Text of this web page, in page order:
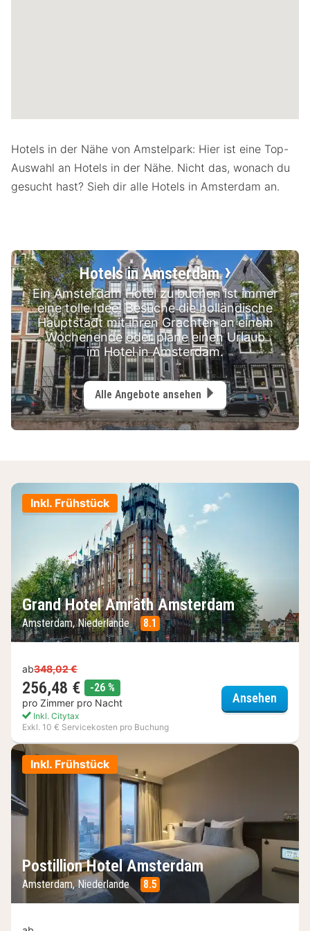
Hotels in der Nähe von Amstelpark: Hier ist eine Top-
Auswahl an Hotels in der Nähe. Nicht das, wonach du
gesucht hast? Sieh dir alle Hotels in Amsterdam an.
Hotels in Amsterdam
Ein Amsterdam Hotel zu buchen ist immer
eine tolle Idee! Besuche die holländische
Hauptstadt mit ihren Grachten an einem
Wochenende oder plane einen Urlaub
im Hotel in Amsterdam.
Alle Angebote ansehen
Inkl. Frühstück
Grand Hotel Amrâth Amsterdam
Amsterdam, Niederlande 8.1
ab348,02 €
256,48 € -26 %
pro Zimmer pro Nacht
Inkl. Citytax
Exkl. 10 € Servicekosten pro Buchung
Ansehen
Inkl. Frühstück
Postillion Hotel Amsterdam
Amsterdam, Niederlande 8.5